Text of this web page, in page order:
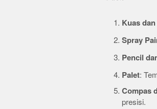
Kuas
Spray
Pencil
Palet:
Compas
presisi.